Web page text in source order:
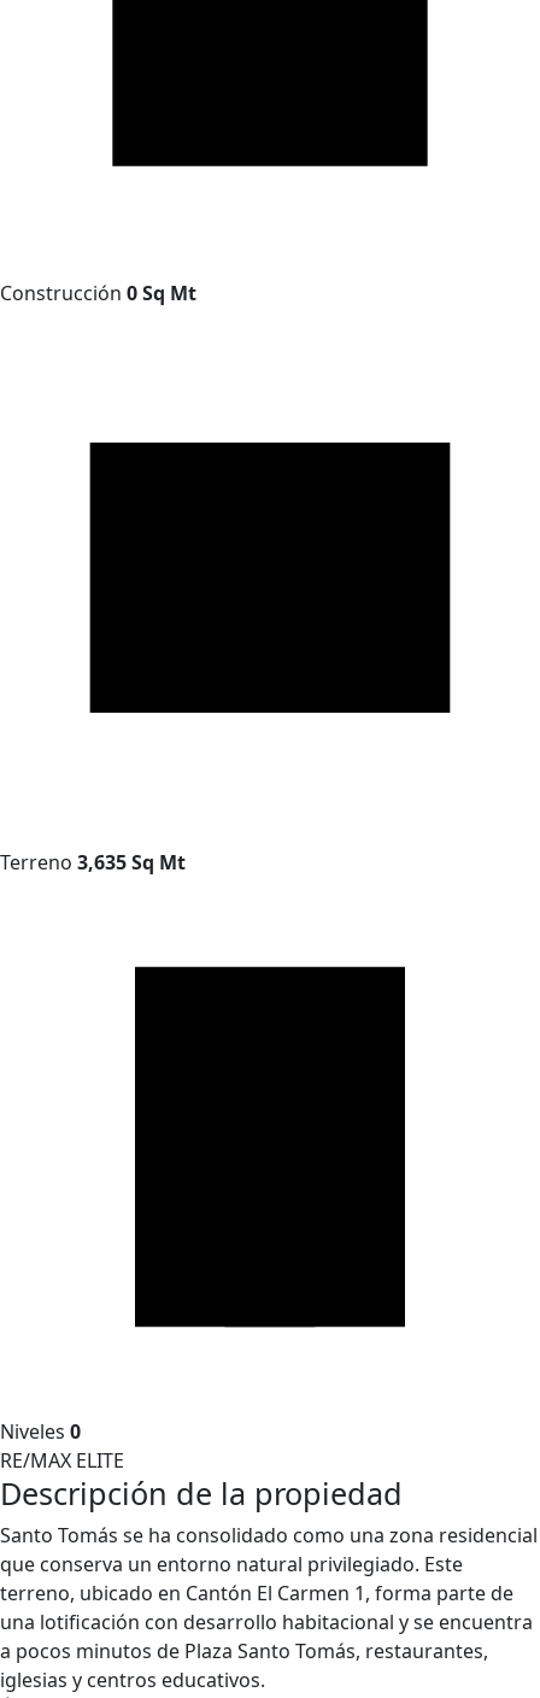
Construcción 0 Sq Mt
Terreno 3,635 Sq Mt
Niveles 0
RE/MAX ELITE
Descripción de la propiedad
Santo Tomás se ha consolidado como una zona residencial
que conserva un entorno natural privilegiado. Este
terreno, ubicado en Cantón El Carmen 1, forma parte de
una lotificación con desarrollo habitacional y se encuentra
a pocos minutos de Plaza Santo Tomás, restaurantes,
iglesias y centros educativos.